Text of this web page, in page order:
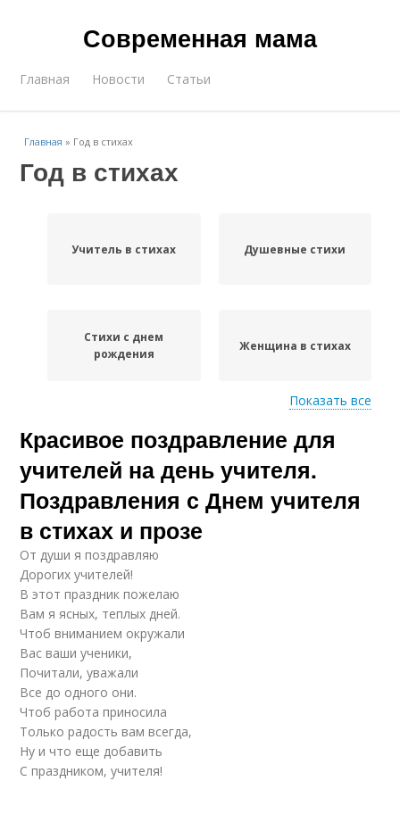
Современная мама
Главная Новости Статьи
Главная » Год в стихах
Год в стихах
Учитель в стихах Душевные стихи
Стихи с днем
рождения
Женщина в стихах
Поздравление с
новым годом
Поздравления с
новым годом
Март в стихах
Показать все
Красивое поздравление для
учителей на день учителя.
Поздравления с Днем учителя
в стихах и прозе
От души я поздравляю
Дорогих учителей!
В этот праздник пожелаю
Вам я ясных, теплых дней.
Чтоб вниманием окружали
Вас ваши ученики,
Почитали, уважали
Все до одного они.
Чтоб работа приносила
Только радость вам всегда,
Ну и что еще добавить
С праздником, учителя!